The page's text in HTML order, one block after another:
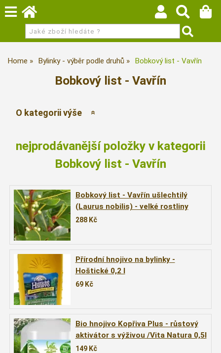
Home Bylinky - výběr podle druhů Bobkový list - Vavřín
Bobkový list - Vavřín
O kategorii výše
nejprodávanější položky v kategorii
Bobkový list - Vavřín
Bobkový list - Vavřín ušlechtilý
(Laurus nobilis) - velké rostliny
2leté
288 Kč
Přírodní hnojivo na bylinky -
Hoštické 0,2 l
69 Kč
Bio hnojivo Kopřiva Plus - růstový
aktivátor s výživou /Vita Natura 0,5l
149 Kč